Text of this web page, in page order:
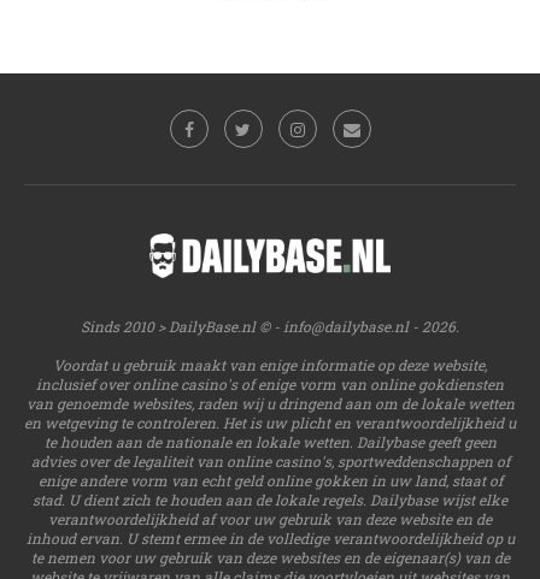
Sinds 2010 > DailyBase.nl © -info@dailybase.nl- 2026.
Voordat u gebruik maakt van enige informatie op deze website,
inclusief over online casino's of enige vorm van online gokdiensten
van genoemde websites, raden wij u dringend aan om de lokale wetten
en wetgeving te controleren. Het is uw plicht en verantwoordelijkheid u
te houden aan de nationale en lokale wetten. Dailybase geeft geen
advies over de legaliteit van online casino's, sportweddenschappen of
enige andere vorm van echt geld online gokken in uw land, staat of
stad. U dient zich te houden aan de lokale regels. Dailybase wijst elke
verantwoordelijkheid af voor uw gebruik van deze website en de
inhoud ervan. U stemt ermee in de volledige verantwoordelijkheid op u
te nemen voor uw gebruik van deze websites en de eigenaar(s) van de